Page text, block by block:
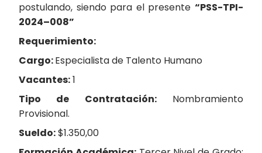
postulando, siendo para el presente “PSS-TPI-
2024–008”
Requerimiento:
Cargo:Especialista de Talento Humano
Vacantes:1
Tipo de Contratación:Nombramiento
Provisional.
Sueldo:$1.350,00